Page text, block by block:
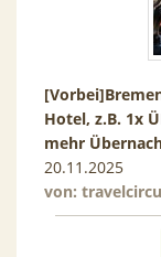
[Vorbei]
Hotel, z.B. 1x
mehr
20.11.2025
von: